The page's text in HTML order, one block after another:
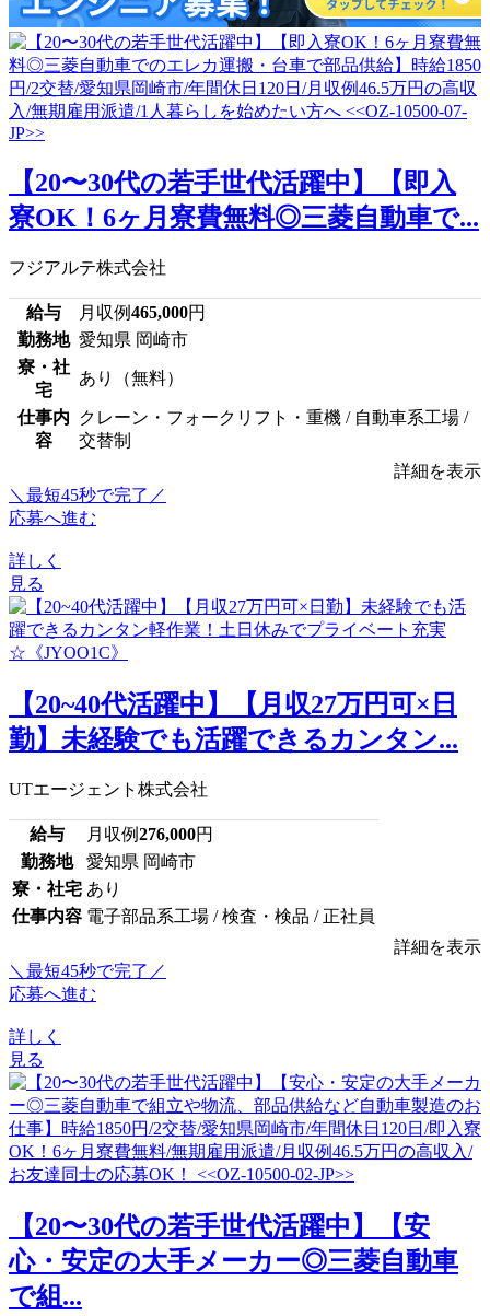
【20〜30代の若手世代活躍中】【即入
寮OK！6ヶ月寮費無料◎三菱自動車で...
フジアルテ株式会社
給与 月収例465,000円
勤務地 愛知県 岡崎市
寮・社
宅
あり（無料）
仕事内
容
クレーン・フォークリフト・重機 / 自動車系工場 /
交替制
詳細を表示
＼最短45秒で完了／
応募へ進む
詳しく
見る
【20~40代活躍中】【月収27万円可×日
勤】未経験でも活躍できるカンタン...
UTエージェント株式会社
給与 月収例276,000円
勤務地
愛知県 岡崎市
寮・社宅 あり
仕事内容 電子部品系工場 / 検査・検品 / 正社員
詳細を表示
＼最短45秒で完了／
応募へ進む
詳しく
見る
【20〜30代の若手世代活躍中】【安
心・安定の大手メーカー◎三菱自動車
で組...